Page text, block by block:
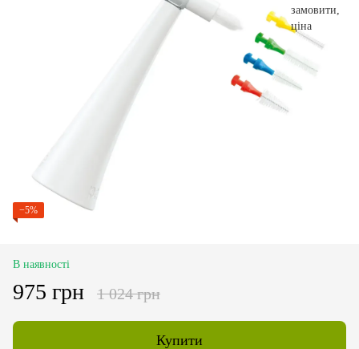
−5%
В наявності
975 грн 1 024 грн
Купити